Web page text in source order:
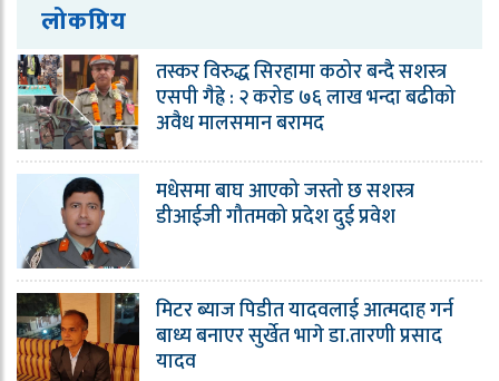
लोकप्रिय
तस्कर विरुद्ध सिरहामा कठोर बन्दै सशस्त्र
एसपी गैह्रे : २ करोड ७६ लाख भन्दा बढीको
अवैध मालसमान बरामद
मधेसमा बाघ आएको जस्तो छ सशस्त्र
डीआईजी गौतमको प्रदेश दुई प्रवेश
मिटर ब्याज पिडीत यादवलाई आत्मदाह गर्न
बाध्य बनाएर सुर्खेत भागे डा.तारणी प्रसाद
यादव